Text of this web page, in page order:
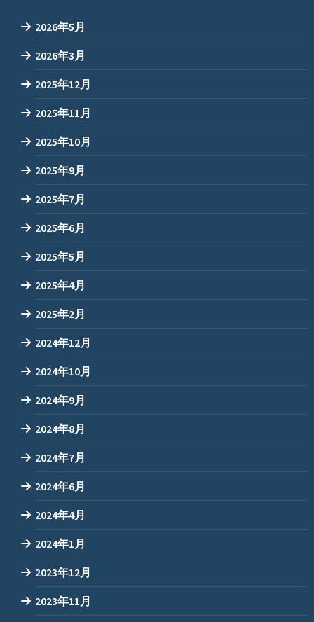
2026年5月
2026年3月
2025年12月
2025年11月
2025年10月
2025年9月
2025年7月
2025年6月
2025年5月
2025年4月
2025年2月
2024年12月
2024年10月
2024年9月
2024年8月
2024年7月
2024年6月
2024年4月
2024年1月
2023年12月
2023年11月